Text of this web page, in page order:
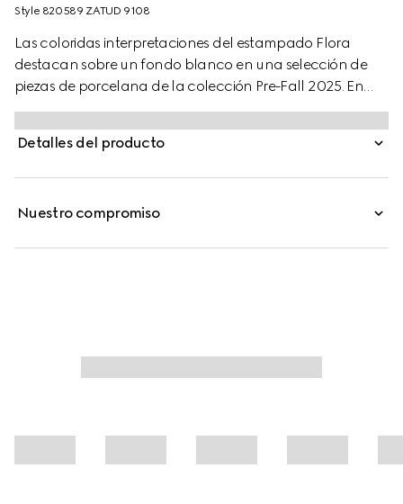
Style ‎820589 ZATUD 9108
Las coloridas interpretaciones del estampado Flora
destacan sobre un fondo blanco en una selección de
piezas de porcelana de la colección Pre-Fall 2025. En
esta bandeja vaciabolsillos pequeña, el motivo se
combina con un ribete negro en contraste.
Detalles del producto
Nuestro compromiso